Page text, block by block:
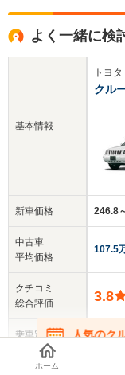
よく一緒に検
基本情報
新車価格
中古車
平均価格
クチコミ
総合評価
乗車定員
ドア数
トヨタ
クル
246.8
107.5
3.8
5～7人
人気のク
在庫が無
ホーム